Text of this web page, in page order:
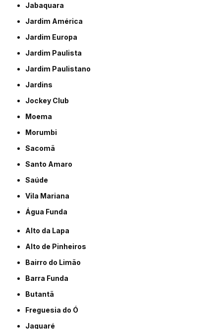
Jabaquara
Jardim América
Jardim Europa
Jardim Paulista
Jardim Paulistano
Jardins
Jockey Club
Moema
Morumbi
Sacomã
Santo Amaro
Saúde
Vila Mariana
Água Funda
Alto da Lapa
Alto de Pinheiros
Bairro do Limão
Barra Funda
Butantã
Freguesia do Ó
Jaguaré